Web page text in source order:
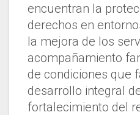
encuentran la
derechos en
la mejora de los
acompañamiento
de condiciones que
desarrollo integral
fortalecimiento del